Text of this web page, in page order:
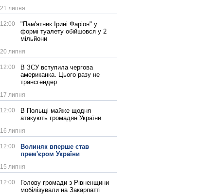
21 липня
12:00
"Пам'ятник Ірині Фаріон" у
формі туалету обійшовся у 2
мільйони
20 липня
12:00
В ЗСУ вступила чергова
американка. Цього разу не
трансгендер
17 липня
12:00
В Польщі майже щодня
атакують громадян України
16 липня
12:00
Волиняк вперше став
прем'єром України
15 липня
12:00
Голову громади з Рівненщини
мобілізували на Закарпатті